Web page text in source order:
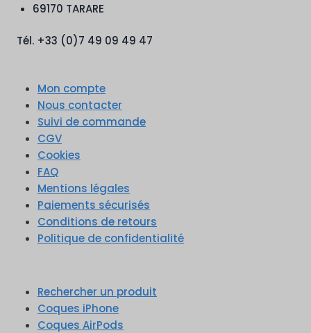
69170 TARARE
Tél. +33 (0)7 49 09 49 47
Mon compte
Nous contacter
Suivi de commande
CGV
Cookies
FAQ
Mentions légales
Paiements sécurisés
Conditions de retours
Politique de confidentialité
Rechercher un produit
Coques iPhone
Coques AirPods